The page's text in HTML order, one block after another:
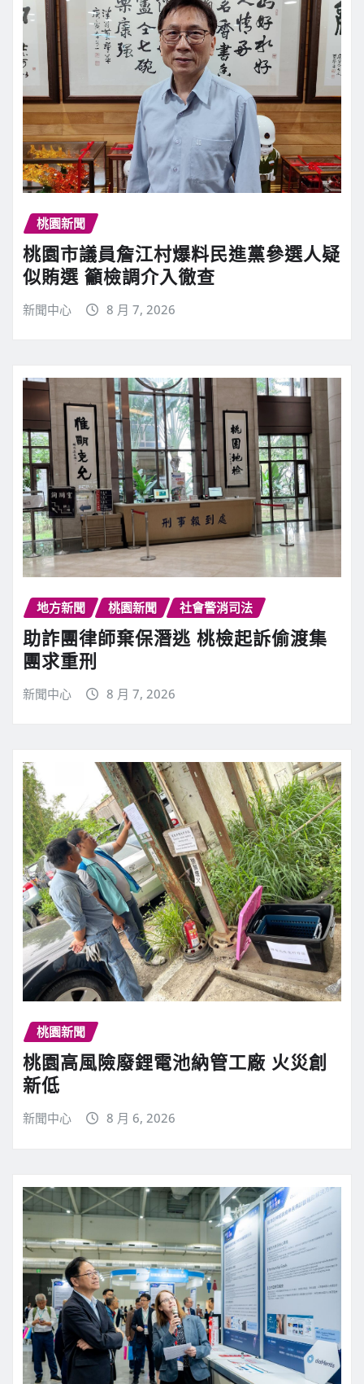
桃園新聞
桃園市議員詹江村爆料民進黨參選人疑
似賄選 籲檢調介入徹查
新聞中心 8 月 7, 2026
地方新聞 桃園新聞 社會警消司法
助詐團律師棄保潛逃 桃檢起訴偷渡集
團求重刑
新聞中心 8 月 7, 2026
桃園新聞
桃園高風險廢鋰電池納管工廠 火災創
新低
新聞中心 8 月 6, 2026